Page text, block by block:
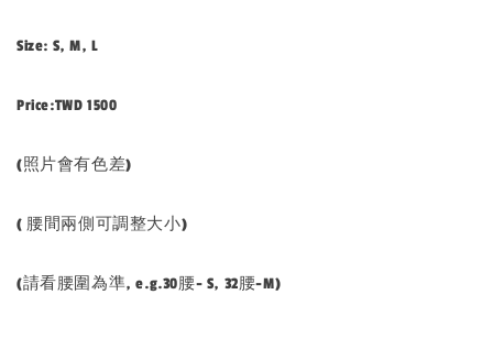
Size: S, M, L
Price:TWD 1500
(照片會有色差)
( 腰間兩側可調整大小)
(請看腰圍為準, e.g.30腰- S, 32腰-M)